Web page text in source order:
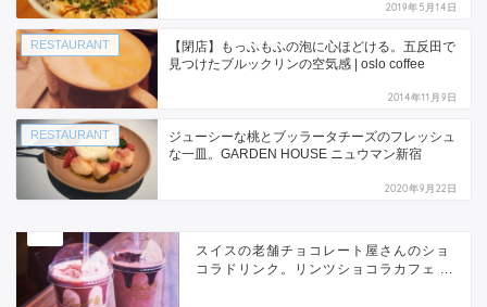
2019年5月14日
RESTAURANT
【閉店】もっふもふの泡に心ほどける。五反田で
見つけたブルックリンの空気感 | oslo coffee
2014年11月9日
RESTAURANT
ジューシーな桃とブッラータチーズのフレッシュ
な一皿。GARDEN HOUSE ニュウマン新宿
2020年9月22日
スイスの老舗チョコレート屋さんのショ
コラドリンク。リンツショコラカフェ ...